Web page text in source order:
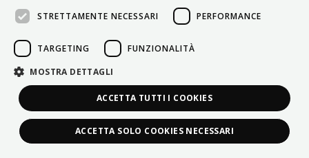
PORTUGUÊS
STRETTAMENTE NECESSARI
PERFORMANCE
TARGETING FUNZIONALITÀ
MOSTRA DETTAGLI
ACCETTA TUTTI I COOKIES
ACCETTA SOLO COOKIES NECESSARI